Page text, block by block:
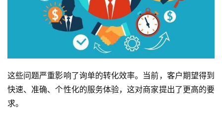
这些问题严重影响了询单的转化效率。当前，客户期望得到
快速、准确、个性化的服务体验，这对商家提出了更高的要
求。